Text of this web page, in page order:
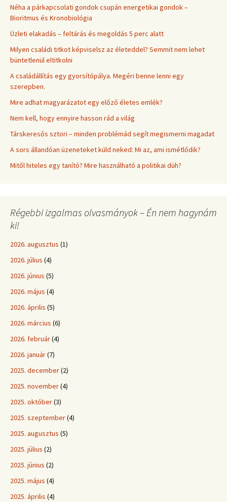
Néha a párkapcsolati gondok csupán energetikai gondok –
Bioritmus és Kronobiológia
Üzleti elakadás – feltárás és megoldás 5 perc alatt
Milyen családi titkot képviselsz az életeddel? Semmit nem lehet
büntetlenül eltitkolni
A családállítás egy gyorsítópálya. Megéri benne lenni egy
szerepben.
Mire adhat magyarázatot egy előző életes emlék?
Nem kell, hogy ennyire hasson rád a világ
Társkeresős sztori – minden problémád segít megismerni magadat
A sors állandóan üzeneteket küld neked: Mi az, ami ismétlődik?
Mitől hiteles egy tanító? Mire használható a politikai düh?
Régebbi izgalmas olvasmányok – Én nem hagynám
ki!
2026. augusztus (1)
2026. július (4)
2026. június (5)
2026. május (4)
2026. április (5)
2026. március (6)
2026. február(4)
2026. január(7)
2025. december(2)
2025. november(4)
2025. október(3)
2025. szeptember(4)
2025. augusztus (5)
2025. július (2)
2025. június (2)
2025. május (4)
2025. április (4)